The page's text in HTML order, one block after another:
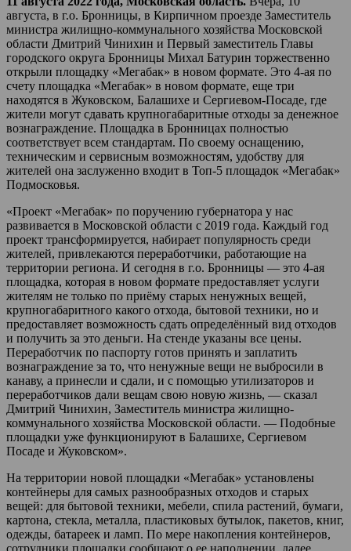
августа, в г.о. Бронницы, в Кирпичном проезде Заместитель
министра жилищно-коммунального хозяйства Московской
области Дмитрий Чинихин и Первый заместитель Главы
городского округа Бронницы Михал Батурин торжественно
открыли площадку «Мегабак» в новом формате. Это 4-ая по
счету площадка «Мегабак» в новом формате, еще три
находятся в Жуковском, Балашихе и Сергиевом-Посаде, где
жители могут сдавать крупногабаритные отходы за денежное
вознаграждение. Площадка в Бронницах полностью
соответствует всем стандартам. По своему оснащению,
техническим и сервисным возможностям, удобству для
жителей она заслуженно входит в Топ-5 площадок «Мегабак»
Подмосковья.
«Проект «Мегабак» по поручению губернатора у нас
развивается в Московской области с 2019 года. Каждый год
проект трансформируется, набирает популярность среди
жителей, привлекаются переработчики, работающие на
территории региона. И сегодня в г.о. Бронницы — это 4-ая
площадка, которая в новом формате предоставляет услуги
жителям не только по приёму старых ненужных вещей,
крупногабаритного какого отхода, бытовой техники, но и
предоставляет возможность сдать определённый вид отходов
и получить за это деньги. На стенде указаны все цены.
Переработчик по паспорту готов принять и заплатить
вознаграждение за то, что ненужные вещи не выбросили в
канаву, а принесли и сдали, и с помощью утилизаторов и
переработчиков дали вещам свою новую жизнь, — сказал
Дмитрий Чинихин, Заместитель министра жилищно-
коммунального хозяйства Московской области. — Подобные
площадки уже функционируют в Балашихе, Сергиевом
Посаде и Жуковском».
На территории новой площадки «Мегабак» установлены
контейнеры для самых разнообразных отходов и старых
вещей: для бытовой техники, мебели, спила растений, бумаги,
картона, стекла, металла, пластиковых бутылок, пакетов, книг,
одежды, батареек и ламп. По мере накопления контейнеров,
сотрудники площадки сообщают о ее наполнении, далее